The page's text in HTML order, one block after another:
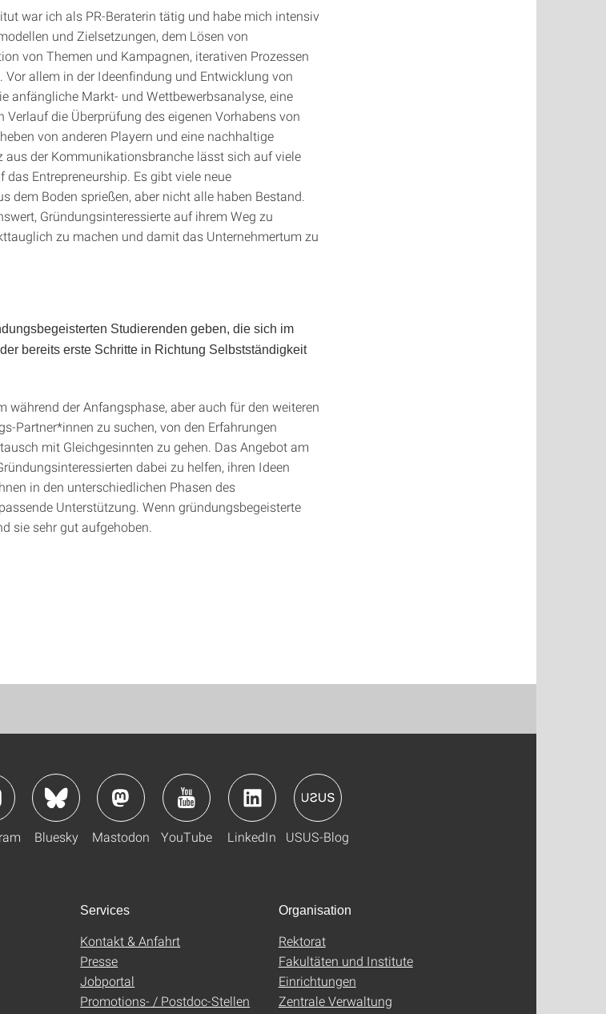
war ich als PR-Beraterin tätig und habe mich intensiv
und Zielsetzungen, dem Lösen von
von Themen und Kampagnen, iterativen Prozessen
Vor allem in der Ideenfindung und Entwicklung von
anfängliche Markt- und Wettbewerbsanalyse, eine
die Überprüfung des eigenen Vorhabens von
von anderen Playern und eine nachhaltige
aus der Kommunikationsbranche lässt sich auf viele
das Entrepreneurship. Es gibt viele neue
dem Boden sprießen, aber nicht alle haben Bestand.
Gründungsinteressierte auf ihrem Weg zu
zu machen und damit das Unternehmertum zu
Studierenden geben, die sich im
bereits erste Schritte in Richtung Selbstständigkeit
während der Anfangsphase, aber auch für den weiteren
Partner*innen zu suchen, von den Erfahrungen
mit Gleichgesinnten zu gehen. Das Angebot am
dabei zu helfen, ihren Ideen
in den unterschiedlichen Phasen des
Unterstützung. Wenn gründungsbegeisterte
sie sehr gut aufgehoben.
Bluesky Mastodon YouTube LinkedIn USUS-Blog
Services
Kontakt & Anfahrt
Presse
Jobportal
Promotions- / Postdoc-Stellen
Organisation
Rektorat
Fakultäten und Institute
Einrichtungen
Zentrale Verwaltung